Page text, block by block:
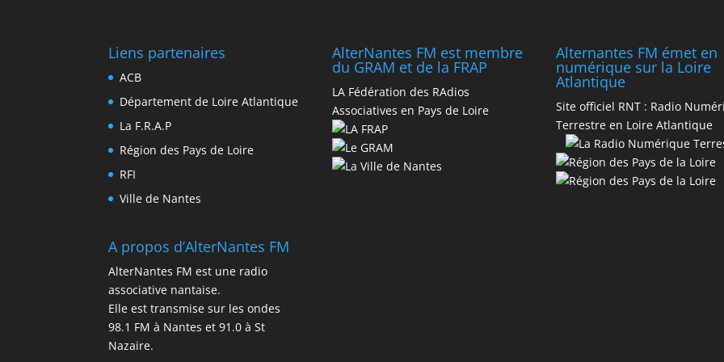
Liens partenaires
ACB
Département de Loire Atlantique
La F.R.A.P
Région des Pays de Loire
RFI
Ville de Nantes
A propos d’AlterNantes FM
AlterNantes FM est une radio
associative nantaise.
Elle est transmise sur les ondes
98.1 FM à Nantes et 91.0 à St
Nazaire.
AlterNantes FM est membre
du GRAM et de la FRAP
LA Fédération des RAdios
Associatives en Pays de Loire
Alternantes FM émet en
numérique sur la Loire
Atlantique
Site officiel RNT : Radio
Terrestre en Loire Atlantique